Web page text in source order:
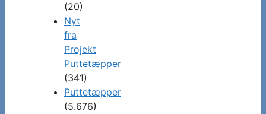
(20)
Nyt
fra
Projekt
Puttetæpper
(341)
Puttetæpper
(5.676)